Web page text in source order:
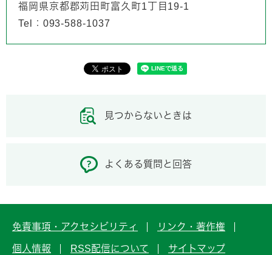
福岡県京都郡苅田町富久町1丁目19-1
Tel：093-588-1037
見つからないときは
よくある質問と回答
免責事項・アクセシビリティ リンク・著作権
個人情報 RSS配信について サイトマップ